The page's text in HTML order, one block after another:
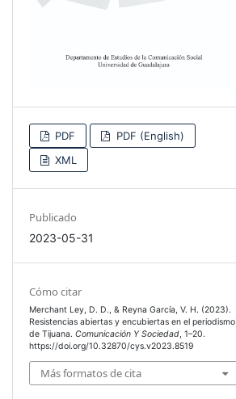
PDF
PDF (English)
XML
Publicado
2023-05-31
Cómo citar
Merchant Ley, D. D., & Reyna García, V. H. (2023).
Resistencias abiertas y encubiertas en el periodismo
de Tijuana.Comunicación Y Sociedad, 1–20.
https://doi.org/10.32870/cys.v2023.8519
Más formatos de cita